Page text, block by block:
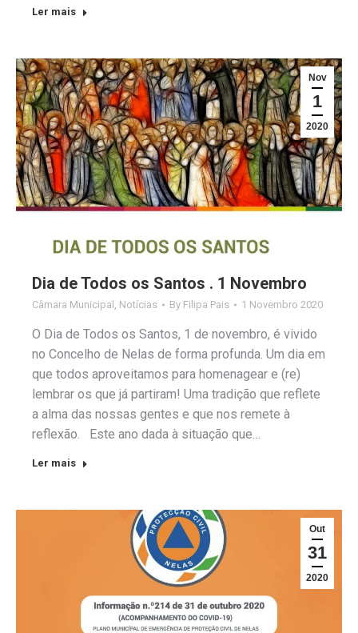
Ler mais
Nov
1
2020
Dia de Todos os Santos . 1 Novembro
Câmara Municipal Notícias By Filipa Pais 1 Novembro 2020
O Dia de Todos os Santos, 1 de novembro, é vivido
no Concelho de Nelas de forma profunda. Um dia em
que todos aproveitamos para homenagear e (re)
lembrar os que já partiram! Uma tradição que reflete
a alma das nossas gentes e que nos remete à
reflexão. Este ano dada à situação que…
Ler mais
Out
31
2020